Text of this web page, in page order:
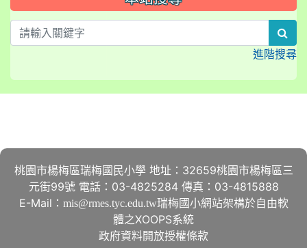
進階搜尋
桃園市楊梅區瑞梅國民小學 地址：32659桃園市楊梅區三
元街99號 電話：03-4825284 傳真：03-4815888
E-Mail： mis@rmes.tyc.edu.tw瑞梅國小網站架構於自由軟
體之XOOPS系統
政府資料開放授權條款